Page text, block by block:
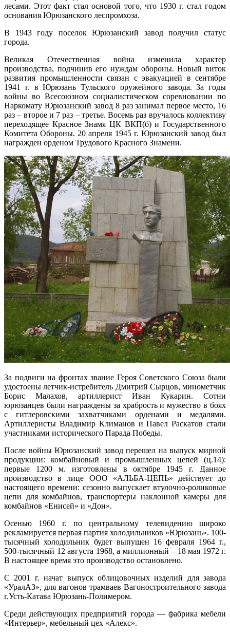
лесами. Этот факт стал основой того, что 1930 г. стал годом
основания Юрюзанского леспромхоза.
В 1943 году поселок Юрюзанский завод получил статус
города.
Великая Отечественная война изменила характер
производства, подчинив его нуждам обороны. Новый виток
развития промышленности связан с эвакуацией в сентябре
1941 г. в Юрюзань Тульского оружейного завода. За годы
войны во Всесоюзном социалистическом соревновании по
Наркомату Юрюзанский завод 8 раз занимал первое место, 16
раз – второе и 7 раз – третье. Восемь раз вручалось коллективу
переходящее Красное Знамя ЦК ВКП(б) и Государственного
Комитета Обороны. 20 апреля 1945 г. Юрюзанский завод был
награжден орденом Трудового Красного Знамени.
За подвиги на фронтах звание Героя Советского Союза были
удостоены летчик-истребитель Дмитрий Сырцов, минометчик
Борис Малахов, артиллерист Иван Кукарин. Сотни
юрюзанцев были награждены за храбрость и мужество в боях
с гитлеровскими захватчиками орденами и медалями.
Артиллеристы Владимир Климанов и Павел Раскатов стали
участниками исторического Парада Победы.
После войны Юрюзанский завод перешел на выпуск мирной
продукции: комбайновый и промышленных цепей (ц.14):
первые 1200 м. изготовлены в октябре 1945 г. Данное
производство в лице ООО «АЛЬБА-ЦЕПЬ» действует до
настоящего времени: сезонно выпускает втулочно-роликовые
цепи для комбайнов, транспортеры наклонной камеры для
комбайнов «Енисей» и «Дон».
Осенью 1960 г. по центральному телевидению широко
рекламируется первая партия холодильников «Юрюзань». 100-
тысячный холодильник будет выпущен 16 февраля 1964 г.,
500-тысячный 12 августа 1968, а миллионный – 18 мая 1972 г.
В настоящее время это производство остановлено.
С 2001 г. начат выпуск облицовочных изделий для завода
«УралАЗ», для вагонов трамваев Вагоностроительного завода
г.Усть-Катава Юрюзань-Полимером.
Среди действующих предприятий города — фабрика мебели
«Интерьер», мебельный цех «Алекс».